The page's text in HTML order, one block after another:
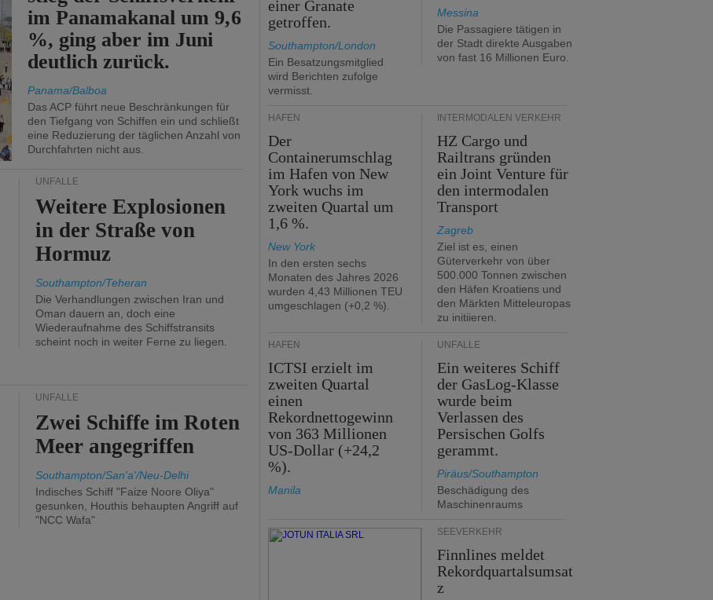
im Panamakanal um 9,6
%, ging aber im Juni
deutlich zurück.
Panama/Balboa
Das ACP führt neue Beschränkungen für
den Tiefgang von Schiffen ein und schließt
eine Reduzierung der täglichen Anzahl von
Durchfahrten nicht aus.
UNFÄLLE
Weitere Explosionen
in der Straße von
Hormuz
Southampton/Teheran
Die Verhandlungen zwischen Iran und
Oman dauern an, doch eine
Wiederaufnahme des Schiffstransits
scheint noch in weiter Ferne zu liegen.
UNFÄLLE
Zwei Schiffe im Roten
Meer angegriffen
Southampton/San'a'/Neu-Delhi
Indisches Schiff "Faize Noore Oliya"
gesunken, Houthis behaupten Angriff auf
"NCC Wafa"
einer Granate
getroffen.
Southampton/London
Ein Besatzungsmitglied
wird Berichten zufolge
vermisst.
Messina
Die Passagiere tätigen in
der Stadt direkte Ausgaben
von fast 16 Millionen Euro.
HÄFEN
Der
Containerumschlag
im Hafen von New
York wuchs im
zweiten Quartal um
1,6 %.
New York
In den ersten sechs
Monaten des Jahres 2026
wurden 4,43 Millionen TEU
umgeschlagen (+0,2 %).
INTERMODALEN VERKEHR
HZ Cargo und
Railtrans gründen
ein Joint Venture für
den intermodalen
Transport
Zagreb
Ziel ist es, einen
Güterverkehr von über
500.000 Tonnen zwischen
den Häfen Kroatiens und
den Märkten Mitteleuropas
zu initiieren.
HÄFEN
ICTSI erzielt im
zweiten Quartal
einen
Rekordnettogewinn
von 363 Millionen
US-Dollar (+24,2
%).
Manila
UNFÄLLE
Ein weiteres Schiff
der GasLog-Klasse
wurde beim
Verlassen des
Persischen Golfs
gerammt.
Piräus/Southampton
Beschädigung des
Maschinenraums
SEEVERKEHR
Finnlines meldet
Rekordquartalsumsat
z